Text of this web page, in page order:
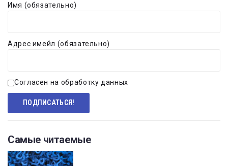
Имя (обязательно)
Адрес имейл (обязательно)
Согласен на обработку данных
Самые читаемые